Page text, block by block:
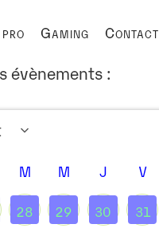
Gaming Contact
évènements :
M M J V
28 29 30 31